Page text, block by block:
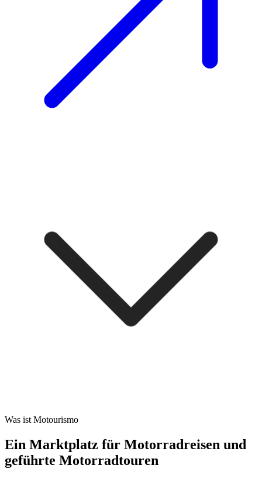
Was ist Motourismo
Ein Marktplatz für Motorradreisen und
geführte Motorradtouren